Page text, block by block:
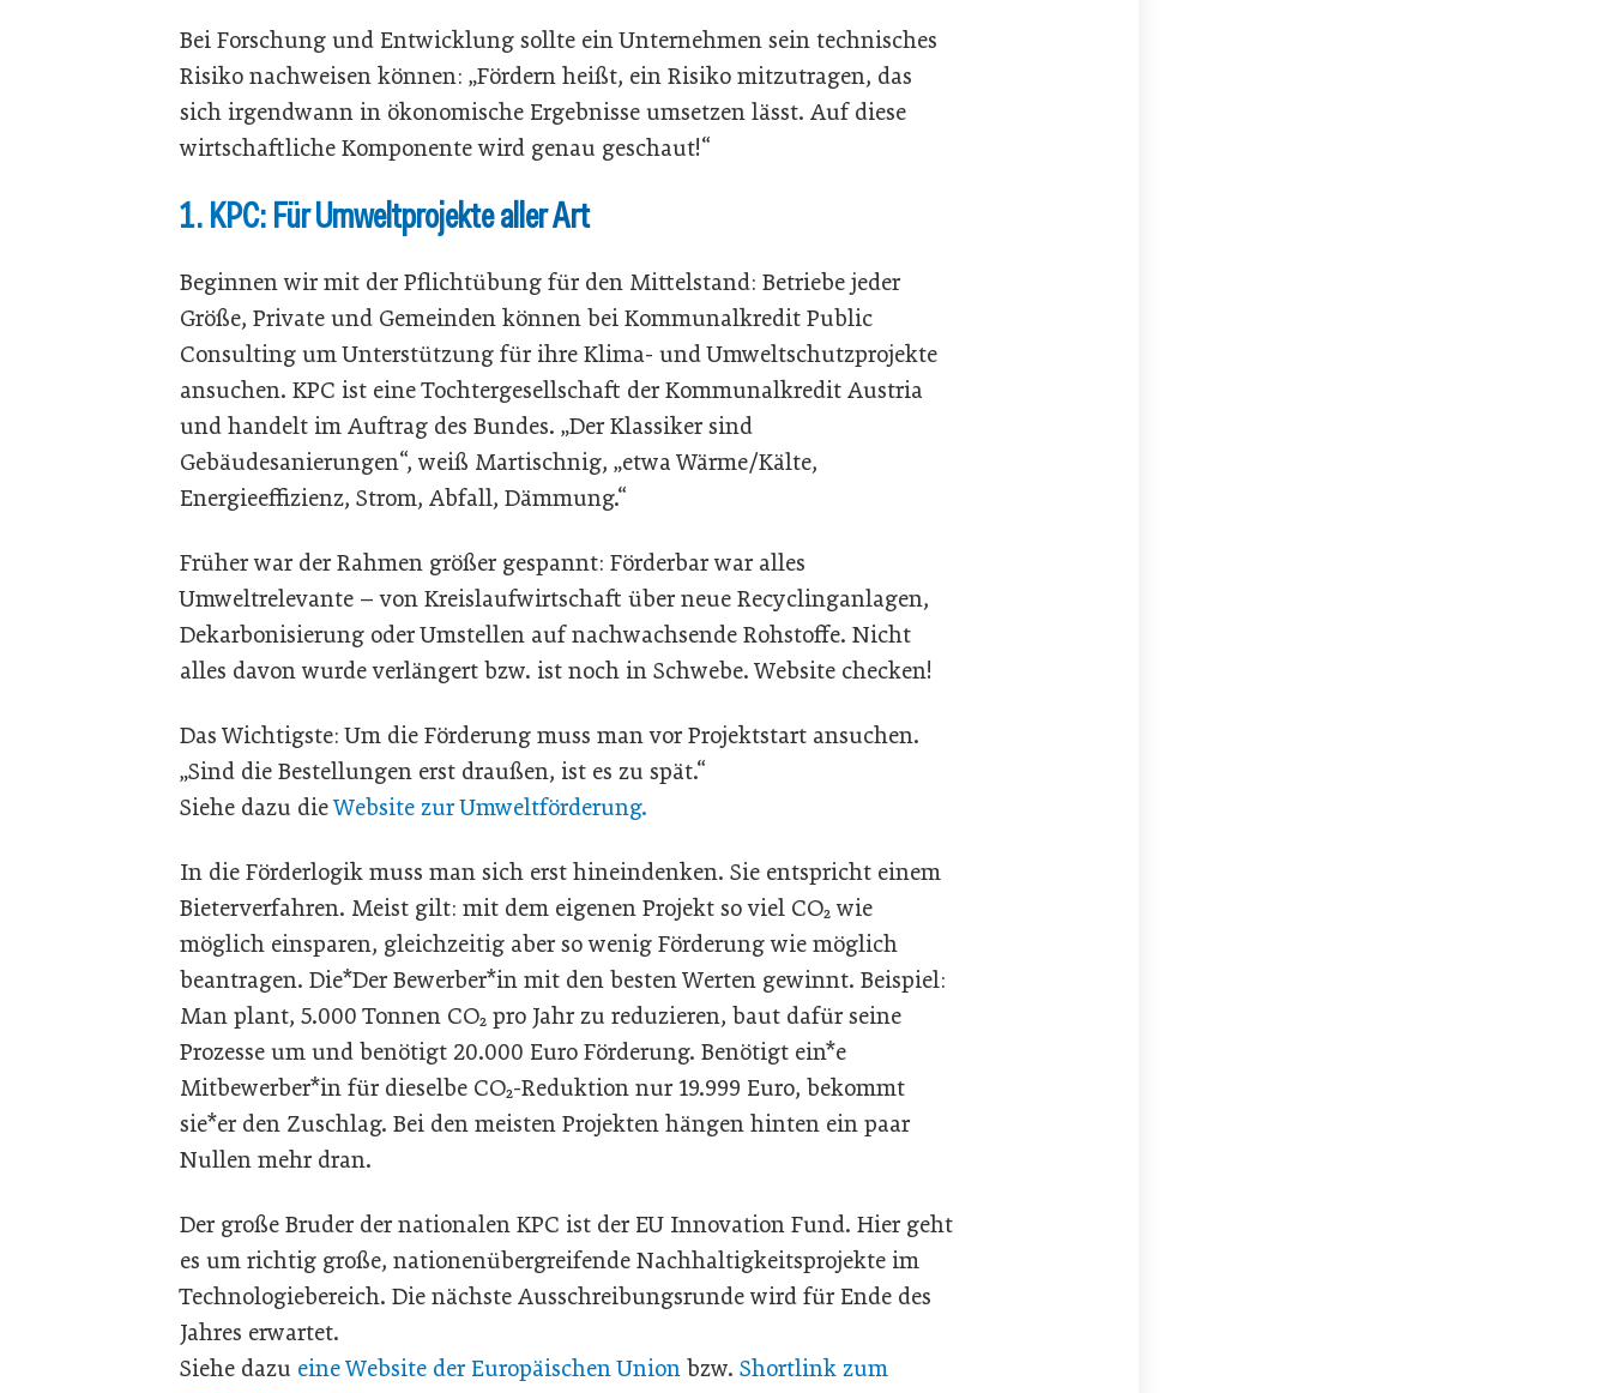
Bei Forschung und Entwicklung sollte ein Unternehmen sein technisches
Risiko nachweisen können: „Fördern heißt, ein Risiko mitzutragen, das
sich irgendwann in ökonomische Ergebnisse umsetzen lässt. Auf diese
wirtschaftliche Komponente wird genau geschaut!“
1. KPC: Für Umweltprojekte aller Art
Beginnen wir mit der Pflichtübung für den Mittelstand: Betriebe jeder
Größe, Private und Gemeinden können bei Kommunalkredit Public
Consulting um Unterstützung für ihre Klima- und Umweltschutzprojekte
ansuchen. KPC ist eine Tochtergesellschaft der Kommunalkredit Austria
und handelt im Auftrag des Bundes. „Der Klassiker sind
Gebäudesanierungen“, weiß Martischnig, „etwa Wärme/Kälte,
Energieeffizienz, Strom, Abfall, Dämmung.“
Früher war der Rahmen größer gespannt: Förderbar war alles
Umweltrelevante – von Kreislaufwirtschaft über neue Recyclinganlagen,
Dekarbonisierung oder Umstellen auf nachwachsende Rohstoffe. Nicht
alles davon wurde verlängert bzw. ist noch in Schwebe. Website checken!
Das Wichtigste: Um die Förderung muss man vor Projektstart ansuchen.
„Sind die Bestellungen erst draußen, ist es zu spät.“
Siehe dazu dieWebsite zur Umweltförderung.
In die Förderlogik muss man sich erst hineindenken. Sie entspricht einem
Bieterverfahren. Meist gilt: mit dem eigenen Projekt so viel CO₂ wie
möglich einsparen, gleichzeitig aber so wenig Förderung wie möglich
beantragen. Die*Der Bewerber*in mit den besten Werten gewinnt. Beispiel:
Man plant, 5.000 Tonnen CO₂ pro Jahr zu reduzieren, baut dafür seine
Prozesse um und benötigt 20.000 Euro Förderung. Benötigt ein*e
Mitbewerber*in für dieselbe CO₂-Reduktion nur 19.999 Euro, bekommt
sie*er den Zuschlag. Bei den meisten Projekten hängen hinten ein paar
Nullen mehr dran.
Der große Bruder der nationalen KPC ist der EU Innovation Fund. Hier geht
es um richtig große, nationenübergreifende Nachhaltigkeitsprojekte im
Technologiebereich. Die nächste Ausschreibungsrunde wird für Ende des
Jahres erwartet.
Siehe dazu eine Website der Europäischen Union bzw. Shortlink zum